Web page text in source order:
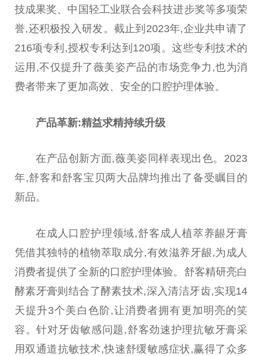
技成果奖、 中国轻工业联合会科技进步奖等多项荣
誉,还积极投入研发。截止到2023年,企业共申请了
216项专利,授权专利达到120项。这些专利技术的
运用,不仅提升了薇美姿产品的市场竞争力,也为消
费者带来了更加高效、安全的口腔护理体验。
产品革新:精益求精持续升级
在产品创新方面,薇美姿同样表现出色。2023
年,舒客和舒客宝贝两大品牌均推出了备受瞩目的
新品。
在成 人口 腔护理领域,舒客成人植萃养龈牙膏
凭借其独特的植物萃取成分,有效滋养牙龈,为成人
消费者提供了全新的口腔护理体验。舒客精研亮白
酵素牙膏则结合了酵素技术,深入清洁牙齿,实现14
天提升3个美白色阶,让消费者拥有更加明亮的笑
容。针对牙齿敏感问题,舒客劲速护理抗敏牙膏采
用双通道抗敏技术,快速舒缓敏感症状,赢得了众多